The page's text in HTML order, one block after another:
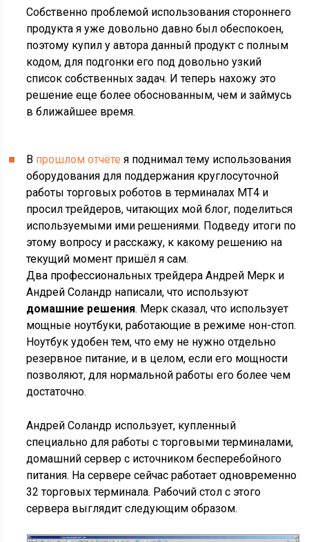
Собственно проблемой использования стороннего
продукта я уже довольно давно был обеспокоен,
поэтому купил у автора данный продукт с полным
кодом, для подгонки его под довольно узкий
список собственных задач. И теперь нахожу это
решение еще более обоснованным, чем и займусь
в ближайшее время.
В прошлом отчёте я поднимал тему использования
оборудования для поддержания круглосуточной
работы торговых роботов в терминалах MT4 и
просил трейдеров, читающих мой блог, поделиться
используемыми ими решениями. Подведу итоги по
этому вопросу и расскажу, к какому решению на
текущий момент пришёл я сам.
Два профессиональных трейдера Андрей Мерк и
Андрей Соландр написали, что используют
домашние решения. Мерк сказал, что использует
мощные ноутбуки, работающие в режиме нон-стоп.
Ноутбук удобен тем, что ему не нужно отдельно
резервное питание, и в целом, если его мощности
позволяют, для нормальной работы его более чем
достаточно.
Андрей Соландр использует, купленный
специально для работы с торговыми терминалами,
домашний сервер с источником бесперебойного
питания. На сервере сейчас работает одновременно
32 торговых терминала. Рабочий стол с этого
сервера выглядит следующим образом.